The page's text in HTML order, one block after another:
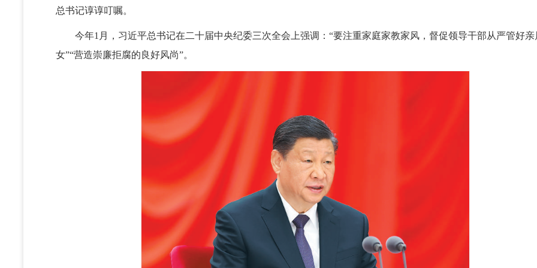
总书记谆谆叮嘱。
今年1月，习近平总书记在二十届中央纪委三次全会上强调：“要注重家庭家教家风，督促领导干部从严管好亲
女”“营造崇廉拒腐的良好风尚”。